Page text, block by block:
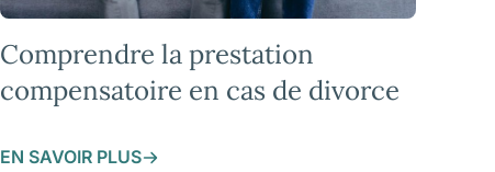
Comprendre la prestation
compensatoire en cas de divorce
EN SAVOIR PLUS